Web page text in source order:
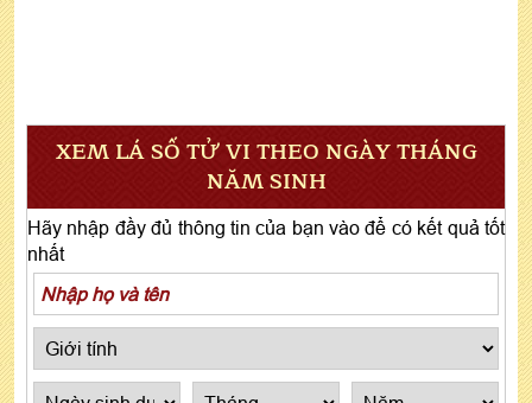
XEM LÁ SỐ TỬ VI THEO NGÀY THÁNG
NĂM SINH
Hãy nhập đầy đủ thông tin của bạn vào để có kết quả tốt
nhất